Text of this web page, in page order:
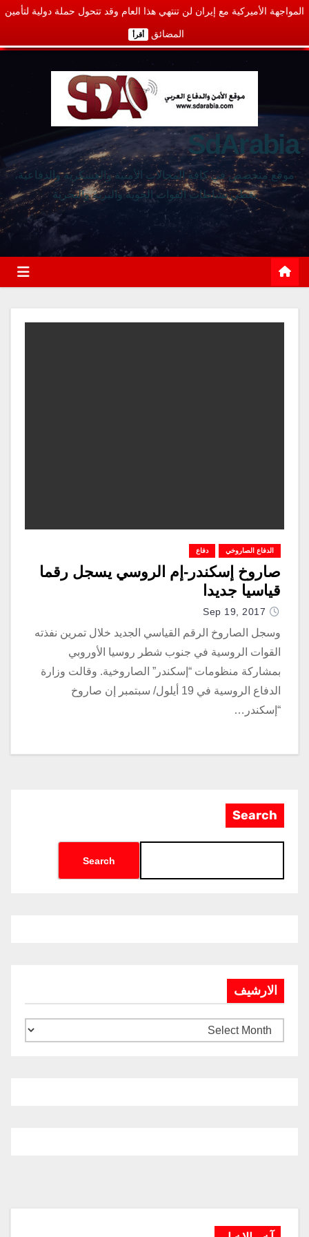
المواجهة الأميركية مع إيران لن تنتهي هذا العام وقد تتحول حملة دولية لتأمين
المضائق أقرأ
SdArabia
موقع متخصص في كافة المجالات الأمنية والعسكرية والدفاعية،
يغطي نشاطات القوات الجوية والبرية والبحرية
الدفاع الصاروخي دفاع
صاروخ إسكندر-إم الروسي يسجل رقما
قياسيا جديدا
Sep 19, 2017
وسجل الصاروخ الرقم القياسي الجديد خلال تمرين نفذته
القوات الروسية في جنوب شطر روسيا الأوروبي
بمشاركة منظومات “إسكندر” الصاروخية. وقالت وزارة
الدفاع الروسية في 19 أيلول/ سبتمبر إن صاروخ
“إسكندر…
Search
Search
الارشيف